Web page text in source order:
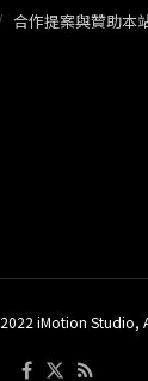
合作提案與贊助本
iMotion Studio,